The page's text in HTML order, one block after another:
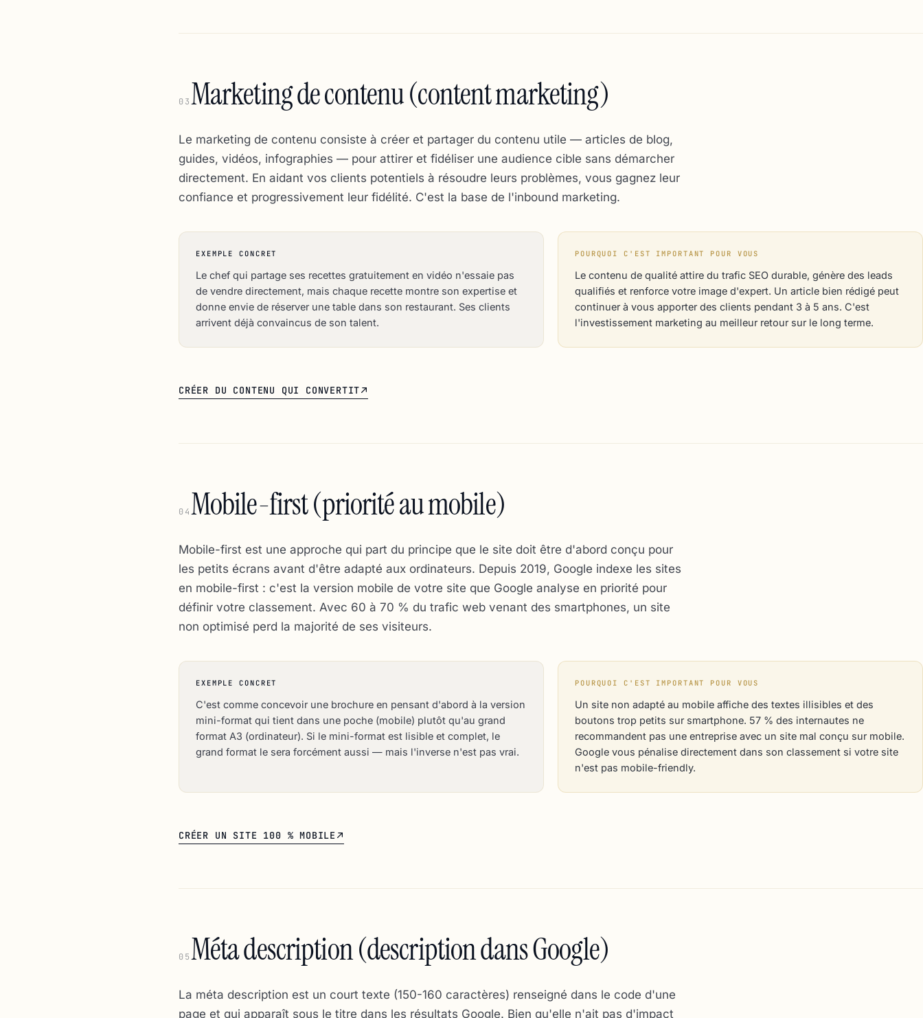
03Marketing de contenu (content marketing)
Le marketing de contenu consiste à créer et partager du contenu utile — articles de blog,
guides, vidéos, infographies — pour attirer et fidéliser une audience cible sans démarcher
directement. En aidant vos clients potentiels à résoudre leurs problèmes, vous gagnez leur
confiance et progressivement leur fidélité. C'est la base de l'inbound marketing.
EXEMPLE CONCRET
Le chef qui partage ses recettes gratuitement en vidéo n'essaie pas
de vendre directement, mais chaque recette montre son expertise et
donne envie de réserver une table dans son restaurant. Ses clients
arrivent déjà convaincus de son talent.
POURQUOI C'EST IMPORTANT POUR VOUS
Le contenu de qualité attire du trafic SEO durable, génère des leads
qualifiés et renforce votre image d'expert. Un article bien rédigé peut
continuer à vous apporter des clients pendant 3 à 5 ans. C'est
l'investissement marketing au meilleur retour sur le long terme.
CRÉER DU CONTENU QUI CONVERTIT
04Mobile-first (priorité au mobile)
Mobile-first est une approche qui part du principe que le site doit être d'abord conçu pour
les petits écrans avant d'être adapté aux ordinateurs. Depuis 2019, Google indexe les sites
en mobile-first : c'est la version mobile de votre site que Google analyse en priorité pour
définir votre classement. Avec 60 à 70 % du trafic web venant des smartphones, un site
non optimisé perd la majorité de ses visiteurs.
EXEMPLE CONCRET
C'est comme concevoir une brochure en pensant d'abord à la version
mini-format qui tient dans une poche (mobile) plutôt qu'au grand
format A3 (ordinateur). Si le mini-format est lisible et complet, le
grand format le sera forcément aussi — mais l'inverse n'est pas vrai.
POURQUOI C'EST IMPORTANT POUR VOUS
Un site non adapté au mobile affiche des textes illisibles et des
boutons trop petits sur smartphone. 57 % des internautes ne
recommandent pas une entreprise avec un site mal conçu sur mobile.
Google vous pénalise directement dans son classement si votre site
n'est pas mobile-friendly.
CRÉER UN SITE 100 % MOBILE
05Méta description (description dans Google)
La méta description est un court texte (150-160 caractères) renseigné dans le code d'une
page et qui apparaît sous le titre dans les résultats Google. Bien qu'elle n'ait pas d'impact